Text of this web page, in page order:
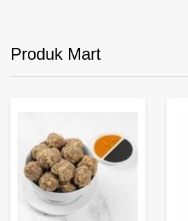
Produk Mart